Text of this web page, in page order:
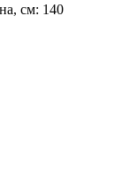
см: 140